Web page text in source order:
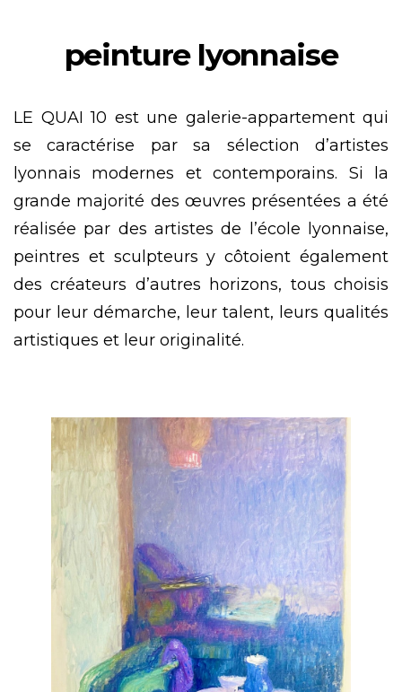
peinture lyonnaise
LE QUAI 10 est une galerie-appartement qui
se caractérise par sa sélection d’artistes
lyonnais modernes et contemporains. Si la
grande majorité des œuvres présentées a été
réalisée par des artistes de l’école lyonnaise,
peintres et sculpteurs y côtoient également
des créateurs d’autres horizons, tous choisis
pour leur démarche, leur talent, leurs qualités
artistiques et leur originalité.